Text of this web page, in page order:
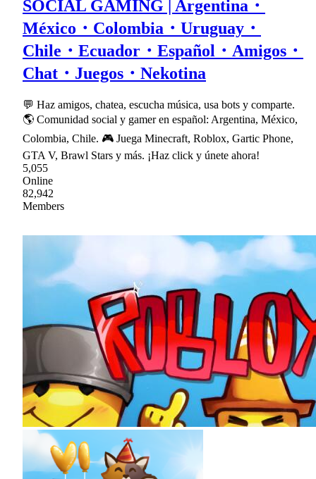
SOCIAL GAMING | Argentina・
México・Colombia・Uruguay・
Chile・Ecuador・Español・Amigos・
Chat・Juegos・Nekotina
💬 Haz amigos, chatea, escucha música, usa bots y comparte.
🌎 Comunidad social y gamer en español: Argentina, México,
Colombia, Chile. 🎮 Juega Minecraft, Roblox, Gartic Phone,
GTA V, Brawl Stars y más. ¡Haz click y únete ahora!
5,055
Online
82,942
Members